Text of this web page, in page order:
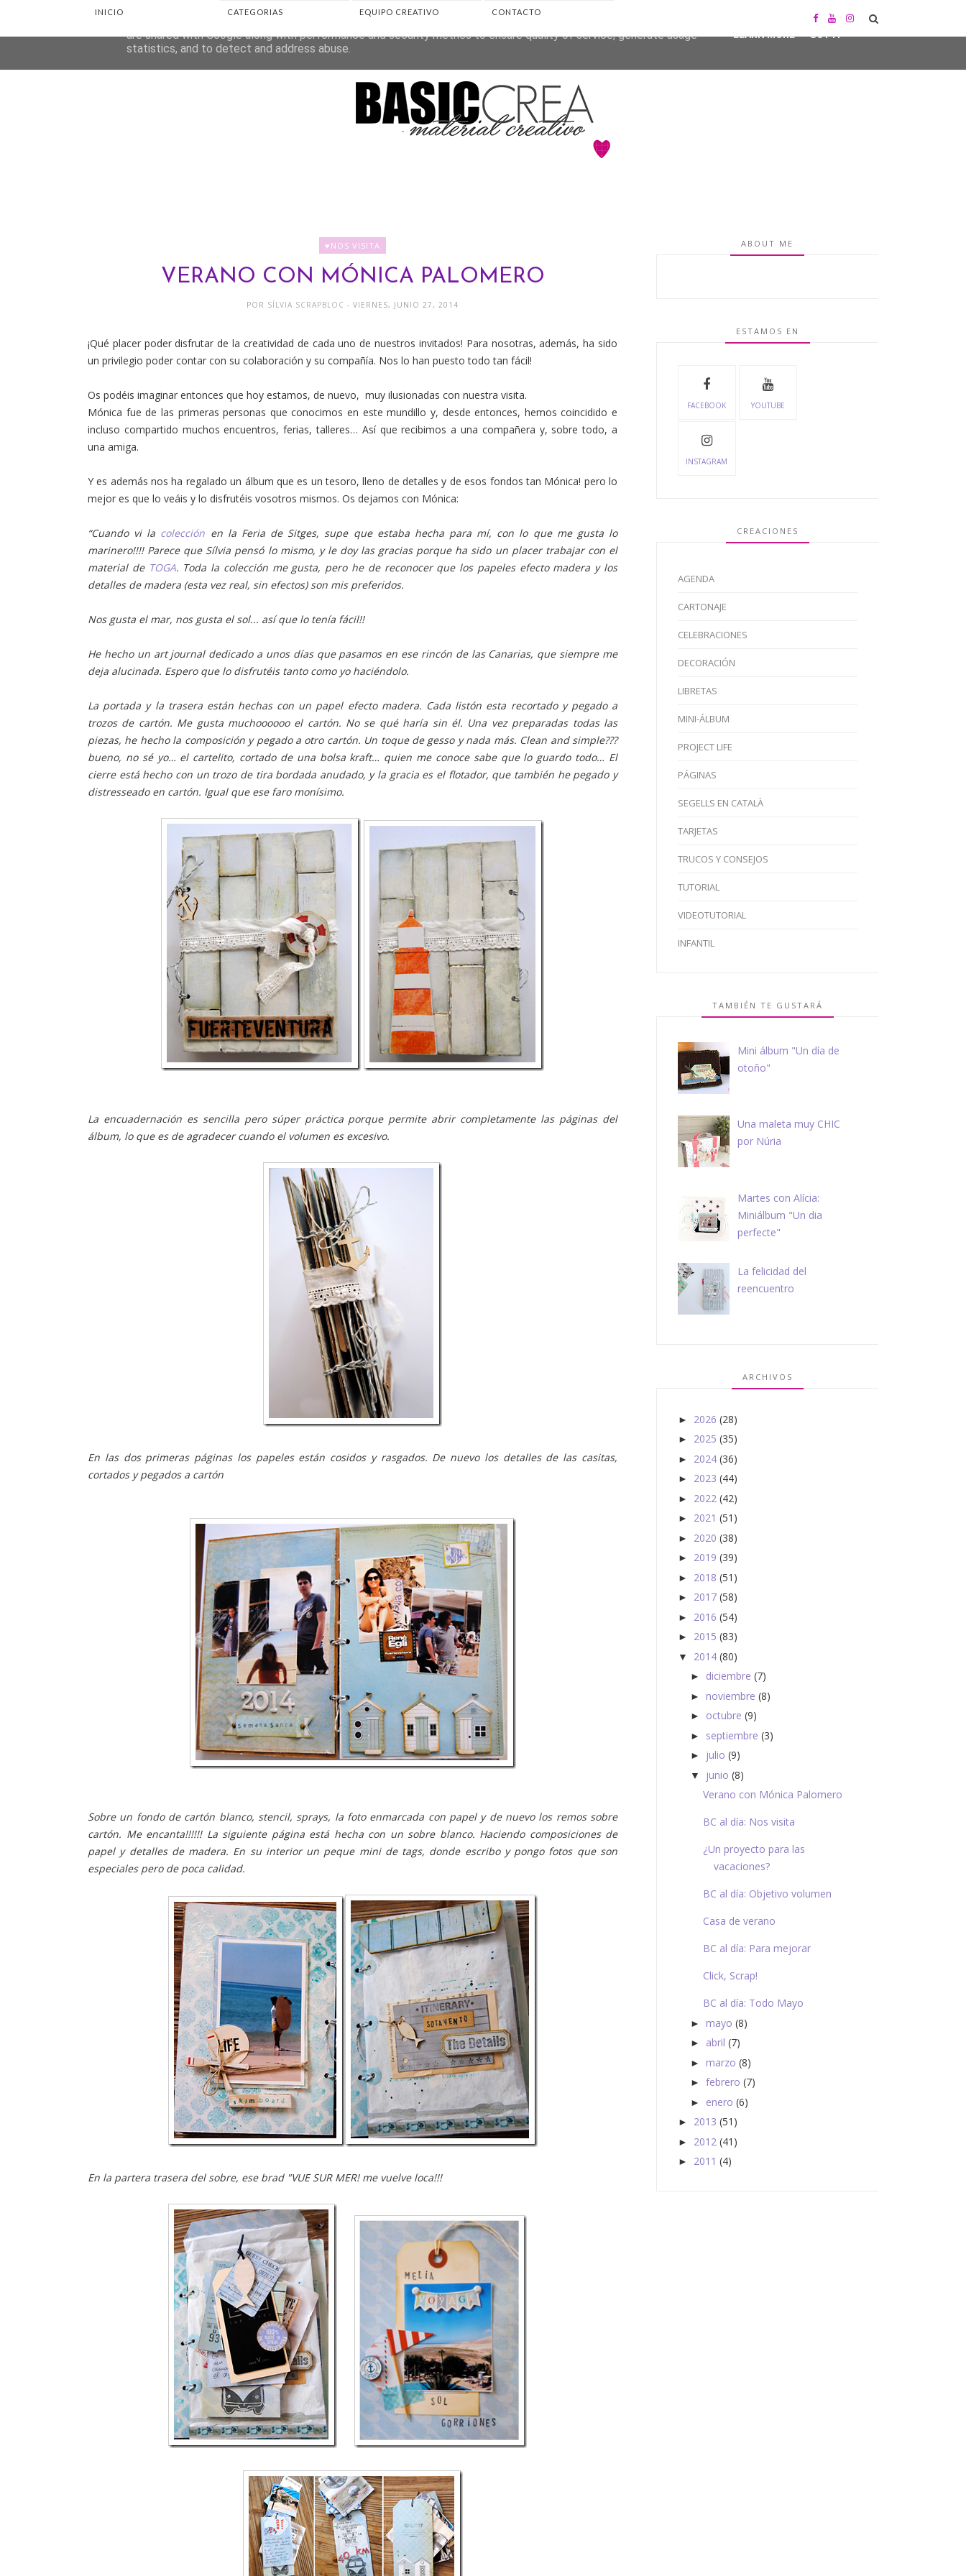
INICIO CATEGORIAS EQUIPO CREATIVO CONTACTO
♥NOS VISITA
VERANO CON MÓNICA PALOMERO
POR SÍLVIA SCRAPBLOC - VIERNES, JUNIO 27, 2014
¡Qué placer poder disfrutar de la creatividad de cada uno de nuestros invitados! Para nosotras, además, ha sido
un privilegio poder contar con su colaboración y su compañía. Nos lo han puesto todo tan fácil!
Os podéis imaginar entonces que hoy estamos, de nuevo, muy ilusionadas con nuestra visita.
Mónica fue de las primeras personas que conocimos en este mundillo y, desde entonces, hemos coincidido e
incluso compartido muchos encuentros, ferias, talleres… Así que recibimos a una compañera y, sobre todo, a
una amiga.
Y es además nos ha regalado un álbum que es un tesoro, lleno de detalles y de esos fondos tan Mónica! pero lo
mejor es que lo veáis y lo disfrutéis vosotros mismos. Os dejamos con Mónica:
“Cuando vi la colección en la Feria de Sitges, supe que estaba hecha para mí, con lo que me gusta lo
marinero!!!! Parece que Sílvia pensó lo mismo, y le doy las gracias porque ha sido un placer trabajar con el
material de TOGA. Toda la colección me gusta, pero he de reconocer que los papeles efecto madera y los
detalles de madera (esta vez real, sin efectos) son mis preferidos.
Nos gusta el mar, nos gusta el sol... así que lo tenía fácil!!
He hecho un art journal dedicado a unos días que pasamos en ese rincón de las Canarias, que siempre me
deja alucinada. Espero que lo disfrutéis tanto como yo haciéndolo.
La portada y la trasera están hechas con un papel efecto madera. Cada listón esta recortado y pegado a
trozos de cartón. Me gusta muchoooooo el cartón. No se qué haría sin él. Una vez preparadas todas las
piezas, he hecho la composición y pegado a otro cartón. Un toque de gesso y nada más. Clean and simple???
bueno, no sé yo… el cartelito, cortado de una bolsa kraft… quien me conoce sabe que lo guardo todo… El
cierre está hecho con un trozo de tira bordada anudado, y la gracia es el flotador, que también he pegado y
distresseado en cartón. Igual que ese faro monísimo.
La encuadernación es sencilla pero súper práctica porque permite abrir completamente las páginas del
álbum, lo que es de agradecer cuando el volumen es excesivo.
En las dos primeras páginas los papeles están cosidos y rasgados. De nuevo los detalles de las casitas,
cortados y pegados a cartón
Sobre un fondo de cartón blanco, stencil, sprays, la foto enmarcada con papel y de nuevo los remos sobre
cartón. Me encanta!!!!!! La siguiente página está hecha con un sobre blanco. Haciendo composiciones de
papel y detalles de madera. En su interior un peque mini de tags, donde escribo y pongo fotos que son
especiales pero de poca calidad.
En la partera trasera del sobre, ese brad "VUE SUR MER! me vuelve loca!!!
ABOUT ME
ESTAMOS EN
FACEBOOK YOUTUBE
INSTAGRAM
CREACIONES
AGENDA
CARTONAJE
CELEBRACIONES
DECORACIÓN
LIBRETAS
MINI-ÁLBUM
PROJECT LIFE
PÁGINAS
SEGELLS EN CATALÀ
TARJETAS
TRUCOS Y CONSEJOS
TUTORIAL
VIDEOTUTORIAL
INFANTIL
TAMBIÉN TE GUSTARÁ
Mini álbum "Un día de
otoño"
Una maleta muy CHIC
por Núria
Martes con Alícia:
Miniálbum "Un dia
perfecte"
La felicidad del
reencuentro
ARCHIVOS
► 2026 (28)
► 2025 (35)
► 2024 (36)
► 2023 (44)
► 2022 (42)
► 2021 (51)
► 2020 (38)
► 2019 (39)
► 2018 (51)
► 2017 (58)
► 2016 (54)
► 2015 (83)
▼ 2014 (80)
► diciembre (7)
► noviembre (8)
► octubre (9)
► septiembre (3)
► julio (9)
▼ junio (8)
Verano con Mónica Palomero
BC al día: Nos visita
¿Un proyecto para las
vacaciones?
BC al día: Objetivo volumen
Casa de verano
BC al día: Para mejorar
Click, Scrap!
BC al día: Todo Mayo
► mayo (8)
► abril (7)
► marzo (8)
► febrero (7)
► enero (6)
► 2013 (51)
► 2012 (41)
► 2011 (4)
This site uses cookies from Google to deliver its services and to analyze traffic. Your IP address and user-agent
are shared with Google along with performance and security metrics to ensure quality of service, generate usage
statistics, and to detect and address abuse.
LEARN MORE GOT IT